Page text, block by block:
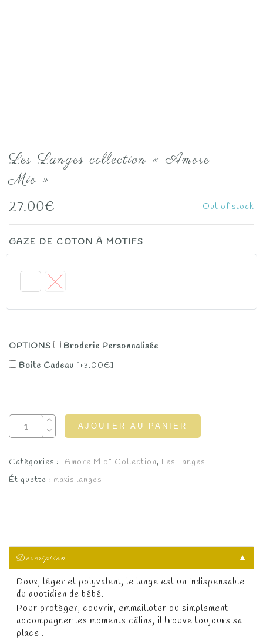
Les Langes collection « Amore
Mio »
27.00€ Out of stock
GAZE DE COTON À MOTIFS
OPTIONS
Broderie Personnalisée
Boite Cadeau [+3.00€]
AJOUTER AU PANIER
Catégories : "Amore Mio" Collection, Les Langes
Étiquette : maxis langes
Description
▼
Doux, léger et polyvalent, le lange est un indispensable
du quotidien de bébé.
Pour protéger, couvrir, emmailloter ou simplement
accompagner les moments câlins, il trouve toujours sa
place .